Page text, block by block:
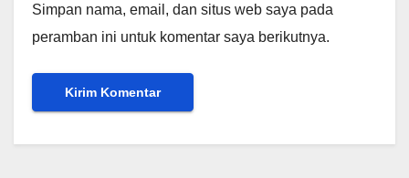
Simpan nama, email, dan situs web saya pada
peramban ini untuk komentar saya berikutnya.